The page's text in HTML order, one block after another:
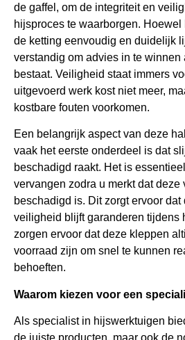
de gaffel, om de integriteit en
hijsproces te waarborgen.
de ketting eenvoudig en duidelijk
verstandig om advies in te winnen
bestaat. Veiligheid staat immers
uitgevoerd werk kost niet meer,
kostbare fouten voorkomen.
Een belangrijk aspect van deze
vaak het eerste onderdeel is dat
beschadigd raakt. Het is
vervangen zodra u merkt dat deze
beschadigd is. Dit zorgt ervoor dat
veiligheid blijft garanderen tijdens
zorgen ervoor dat deze kleppen
voorraad zijn om snel te kunnen
behoeften.
Waarom kiezen voor een
Als specialist in hijswerktuigen
de juiste producten, maar ook de